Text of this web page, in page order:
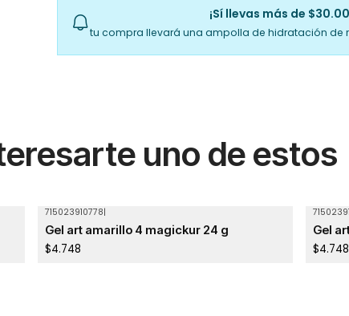
¡Sí llevas más de
tu compra llevará una ampolla de hidratación de
uno de estos
715023910778|
Gel art amarillo 4 magickur 24 g
$4.748
Gel
$4.748